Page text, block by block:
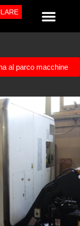
al parco macchine